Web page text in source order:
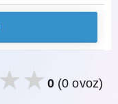
0(0 ovoz)